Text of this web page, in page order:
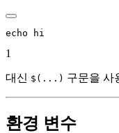
echo hi
1
대신 $(...) 구문을 사
환경 변수